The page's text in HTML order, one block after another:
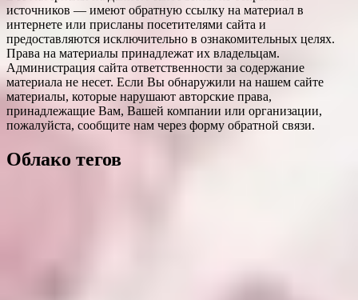
источников — имеют обратную ссылку на материал в
интернете или присланы посетителями сайта и
предоставляются исключительно в ознакомительных целях.
Права на материалы принадлежат их владельцам.
Администрация сайта ответственности за содержание
материала не несет. Если Вы обнаружили на нашем сайте
материалы, которые нарушают авторские права,
принадлежащие Вам, Вашей компании или организации,
пожалуйста, сообщите нам через форму обратной связи.
Облако тегов